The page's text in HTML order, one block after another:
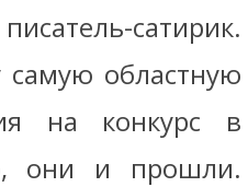
сатирик.
самую областную
на конкурс в
они и прошли.